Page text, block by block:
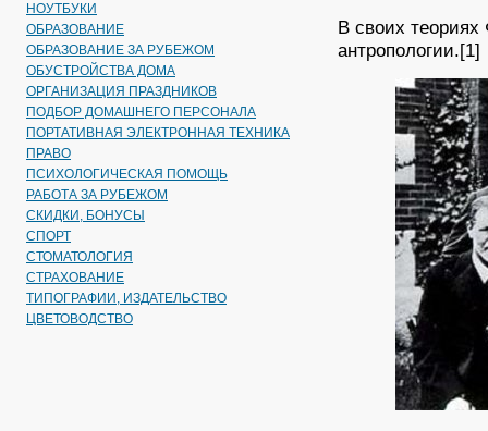
НОУТБУКИ
ОБРАЗОВАНИЕ
ОБРАЗОВАНИЕ ЗА РУБЕЖОМ
ОБУСТРОЙСТВА ДОМА
ОРГАНИЗАЦИЯ ПРАЗДНИКОВ
ПОДБОР ДОМАШНЕГО ПЕРСОНАЛА
ПОРТАТИВНАЯ ЭЛЕКТРОННАЯ ТЕХНИКА
ПРАВО
ПСИХОЛОГИЧЕСКАЯ ПОМОЩЬ
РАБОТА ЗА РУБЕЖОМ
СКИДКИ, БОНУСЫ
СПОРТ
СТОМАТОЛОГИЯ
СТРАХОВАНИЕ
ТИПОГРАФИИ, ИЗДАТЕЛЬСТВО
ЦВЕТОВОДСТВО
В своих
антропологии.[1]